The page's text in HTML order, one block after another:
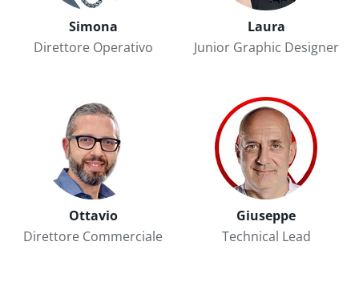
Simona
Direttore Operativo
Laura
Junior Graphic Designer
Ottavio
Direttore Commerciale
Giuseppe
Technical Lead